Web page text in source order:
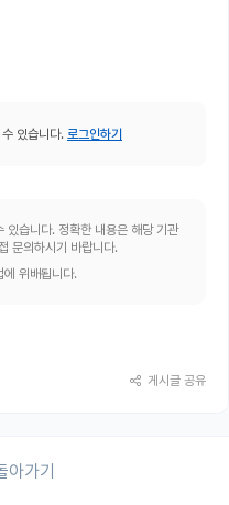
있습니다. 로그인하기
있습니다. 정확한 내용은 해당 기관
문의하시기 바랍니다.
위배됩니다.
게시글 공유
아가기